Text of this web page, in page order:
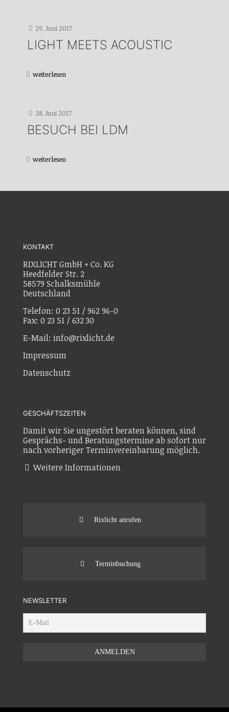
29. Juni 2017
LIGHT MEETS ACOUSTIC
weiterlesen
28. Juni 2017
BESUCH BEI LDM
weiterlesen
KONTAKT
RIXLICHT GmbH + Co. KG
Heedfelder Str. 2
58579 Schalksmühle
Deutschland
Telefon: 0 23 51 / 962 96-0
Fax: 0 23 51 / 632 30
E-Mail: info@rixlicht.de
Impressum
Datenschutz
GESCHÄFTSZEITEN
Damit wir Sie ungestört beraten können, sind
Gesprächs- und Beratungstermine ab sofort nur
nach vorheriger Terminvereinbarung möglich.
Weitere Informationen
Rixlicht anrufen
Terminbuchung
NEWSLETTER